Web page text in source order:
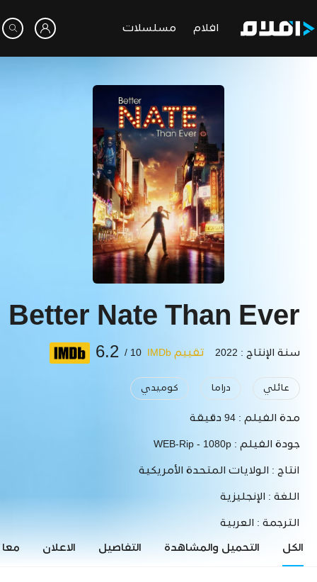
افلام مسلسلات
Better Nate Than Ever
سنة الإنتاج : 2022 تقييم IMDb 10 /
6.2
عائلي دراما كوميدي
مدة الفيلم : 94 دقيقة
جودة الفيلم : WEB-Rip - 1080p
انتاج : الولايات المتحدة الأمريكية
اللغة : الإنجليزية
الترجمة : العربية
الكل التحميل والمشاهدة التفاصيل الاعلان